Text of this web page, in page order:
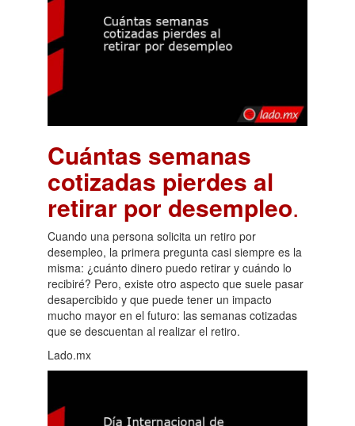
Cuántas semanas
cotizadas pierdes al
retirar por desempleo.
Cuando una persona solicita un retiro por
desempleo, la primera pregunta casi siempre es la
misma: ¿cuánto dinero puedo retirar y cuándo lo
recibiré? Pero, existe otro aspecto que suele pasar
desapercibido y que puede tener un impacto
mucho mayor en el futuro: las semanas cotizadas
que se descuentan al realizar el retiro.
Lado.mx